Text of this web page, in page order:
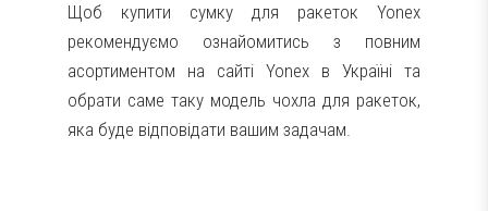
Щоб купити сумку для ракеток Yonex
рекомендуємо ознайомитись з повним
асортиментом на сайті Yonex в Україні та
обрати саме таку модель чохла для ракеток,
яка буде відповідати вашим задачам.